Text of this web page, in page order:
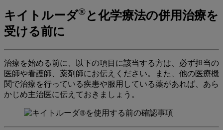
キイトルーダ®と化学療法の併用治療を
受ける前に
治療を始める前に、以下の項目に該当する方は、必ず担当の
医師や看護師、薬剤師にお伝えください。また、他の医療機
関で治療を行っている疾患や服用している薬があれば、あら
かじめ主治医に伝えておきましょう。